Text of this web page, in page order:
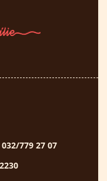
779 27 07